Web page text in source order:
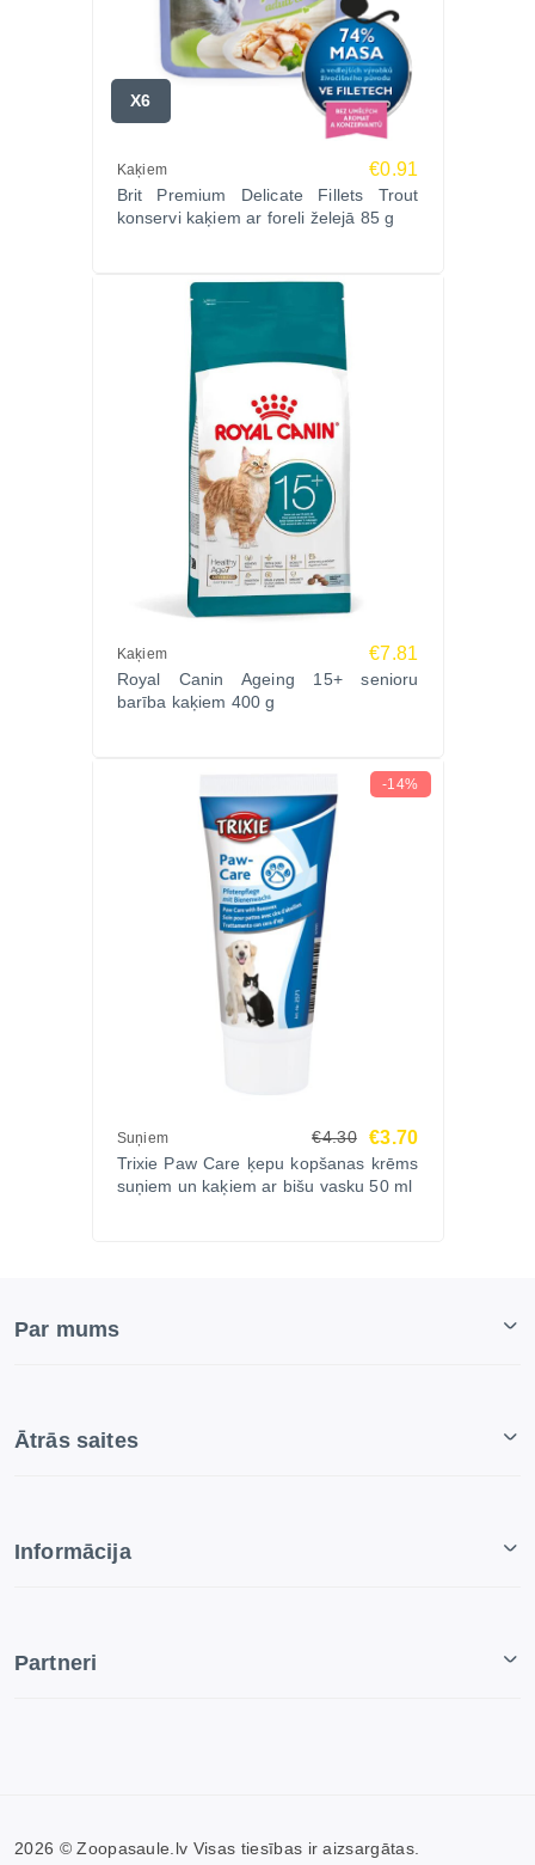
X6
Kaķiem €0.91
Brit Premium Delicate Fillets Trout
konservi kaķiem ar foreli želejā 85 g
Kaķiem €7.81
Royal Canin Ageing 15+ senioru
barība kaķiem 400 g
-14%
Suņiem €4.30 €3.70
Trixie Paw Care ķepu kopšanas krēms
suņiem un kaķiem ar bišu vasku 50 ml
Par mums
Ātrās saites
Informācija
Partneri
2026 © Zoopasaule.lv Visas tiesības ir aizsargātas.